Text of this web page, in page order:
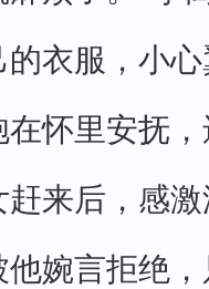
衣服，小
怀里安抚
来后，感
婉言拒绝